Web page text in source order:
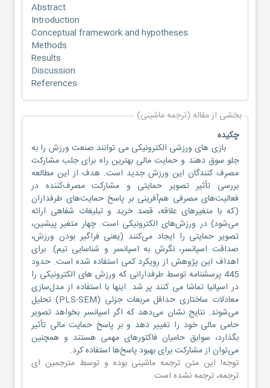
Abstract
Introduction
Conceptual framework and hypotheses
Methods
Results
Discussion
References
بخشی از مقاله (ترجمه ماشینی)
چکیده
بازی های ورزشی الکترونیکی می توانند صنعت ورزش را به
جلو سوق دهند و حمایت مالی بهترین راه برای جلب مشارکت
مصرف کنندگان این ورزش جدید است. هدف از این مطالعه
بررسی تأثیر تصویر حمایتی و مشارکت مصرف‌کننده در
فعالیت‌های مصرفی هم‌آفرینی بر پاسخ حمایت‌های طرفداران
(که با متغیرهای علاقه، قصد خرید و تبلیغات شفاهی ارائه
می‌شود) در ورزش‌های الکترونیکی است. چهار متغیر پیشین،
تصویر حمایتی را ایجاد می‌کنند (یعنی فراگیر بودن ورزش،
صداقت اسپانسر، نگرش به اسپانسر و شناسایی تیم). برای
اهداف این پژوهش از رویکرد کمی استفاده شده است. حدود
445 پرسشنامه توسط طرفدارانی که ورزش های الکترونیکی را
در اسپانیا تماشا می کنند پر شد. اینها با استفاده از مدل‌سازی
معادلات ساختاری حداقل مربعات جزئی (PLS-SEM) تحلیل
می‌شوند. نتایج نشان می‌دهد که اگر اسپانسر بخواهد تصویر
حامی مالی خود را تغییر دهد و بر پاسخ حمایت مالی تأثیر
بگذارد، سوابق حامیان فاکتورهای مهمی هستند و همچنین
می‌توان از مشارکت برای بهبود پاسخ‌ها استفاده کرد.
توجه! این متن ترجمه ماشینی بوده و توسط مترجمین ای
ترجمه، ترجمه نشده است.